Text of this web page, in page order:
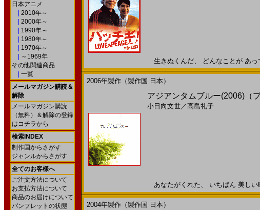
日本アニメ
2010年～
2000年～
1990年～
1980年～
1970年～
～1969年
その他関連商品
一覧
メールマガジン購読＆
解除
メールマガジン購読
（無料）＆解除の登録
はコチラから
検索INDEX
制作国からさがす
ジャンルからさがす
全てのお客様へ
ご注文方法について
お支払方法について
商品のお届けについて
パンフレットの状態
生きぬくんだ、 どんなことが あ
2006年製作（製作国 日本）
アジアンタムブルー(2006)（
小日向文世／高島礼子
あなたがくれた、 いちばん 美し
2004年製作（製作国 日本）